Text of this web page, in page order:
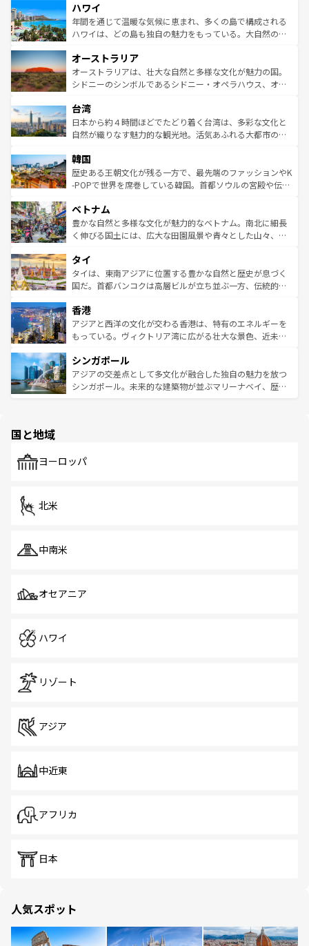
ば市内交通費無料で観光を楽しむこともできる。 なお、新
着のスイス情報はコンテンツ一覧 を参照してほしい。
のような巨大都市は、観光、ショッピング、エンターテイ
ンメントが詰まった刺激的なスポットだ。一方、アメリカ
西部には大自然が広がり、グランドキャニオンやイエロー
部のニューオーリンズでは、音楽と美食が融合した独特の
文化が魅力。旅行者はアメリカの各地域で異なる魅力を楽
しみながら、その多様性と豊かな歴史を感じることができ
ならではの贅沢な旅のスタイルだ。 なお、新着のアメリカ
情報はコンテンツ一覧を参照してほしい。
ハワイ
年間を通じて温暖な気候に恵まれ、多くの島で構成される
ハワイは、どの島も独自の魅力をもっている。大自然の神
ワイ島は見逃せない。また、定番の観光地といえばオアフ
島だが、静かな自然を求めるならマウイ島やカウアイ島が
おすすめ。エメラルドグリーンに輝く海をはじめ、豊かな
れるおもてなしの心で訪れる人々を迎えてくれるハワイの
人々、おいしいローカルフードやハワイアンミュージッ
ク、伝統的なフラダンスなど、すべてがハワイの魅力を彩
ワイを、存分に味わってほしい。 なお、新着のハワイ情報
はコンテンツ一覧を参照してほしい。
オーストラリア
オーストラリアは、壮大な自然と多様な文化が魅力の国。
シドニーのシンボルであるシドニー・オペラハウス、オー
リアリーフや大陸中央部にそびえるウルル（エアーズロッ
ク）、タスマニアの美しい原生林やケアンズの熱帯雨林な
ど、見どころがたくさん。また、カフェやワイン、オージ
いる。アクティビティも充実しており、サーフィンやダイ
ビング、ハイキングなど、アウトドア好きにはたまらな
い。オーストラリアの多彩な魅力を存分に味わいつくそ
参照してほしい。
台湾
日本から約４時間ほどでたどり着く台湾は、多彩な文化と
自然が織りなす魅力的な観光地。活気あふれる大都市の台
ン）、静ひつな山岳地帯である台湾東部など、都市の喧騒
と山間の静けさが共存しており、訪れる人に新しい発見と
驚きをもたらしてくれる。また、奥深い台湾の食文化も魅
容にもいいと評判のスイーツなど、バラエティ豊かな料理
が味わえる。 なお、新着の台湾情報は コンテンツ一覧を参
照してほしい。
韓国
歴史ある王朝文化が残る一方で、最先端のファッションやK
-POPで世界を席巻している韓国。首都ソウルの宮殿や伝統
き、地方に足を延ばせば四季折々の自然美を楽しむことが
できる。そして、キムチや焼肉、絶品のストリートフード
まで、さまざまな韓国料理が待っている。夜には、韓国な
リティに包まれながら、韓国の多彩な魅力を心ゆくまで味
わってみてほしい。 なお、新着の韓国情報はコンテンツ一
覧を参照してほしい。
ベトナム
豊かな自然と多様な文化が魅力的なベトナム。南北に細長
く伸びる国土には、広大な田園風景や青々とした山々、世
急速な発展と共に伝統が息づく。ハノイの古い町並みやホ
ーチミン市のフランス統治時代の建物も、独特の雰囲気を
醸し出している。また、バラエティの豊かさとおいしさで
とつ。フォーやバインミー、ベトナムコーヒーなどは、ぜ
ひ現地で味わいたい。どの地域を訪れてもあたたかい人々
が旅行者を迎えてくれるので、きっと忘れられない旅にな
参照してほしい。
タイ
タイは、東南アジアに位置する豊かな自然と歴史が息づく
国だ。首都バンコクは高層ビルが立ち並ぶ一方、伝統的な
の活気が交差している。北部ではチェンマイなどの山岳地
帯で自然と触れ合い、南部ではプーケットやクラビの美し
いビーチでリゾート気分を楽しむことができる。タイ料理
激する。気候は一年中温暖で、どの季節にも異なる楽しみ
が待っている。親しみやすいタイの人々、仏教を中心とし
た文化、そして多様な観光資源が、訪れる旅人を魅了し続
香港
アジアと西洋の文化が交わる香港は、特有のエネルギーを
もっている。ヴィクトリア湾に広がる壮大な景色、近未来
み、どこを訪れても感動するはず。観光スポットが密集し
ており、効率よく見どころを回れるのも魅力。息をのむよ
うな絶景から文化的な体験まで、香港を存分に楽しみ尽く
シンガポール
アジアの交差点として多文化が融合した独自の魅力を放つ
シンガポール。未来的な建築物が並ぶマリーナベイ、歴史
で、ホーカーズは地元の風情を楽しめる外せないスポット
国と地域
ヨーロッパ
北米
中南米
オセアニア
ハワイ
リゾート
アジア
中近東
アフリカ
日本
人気スポット